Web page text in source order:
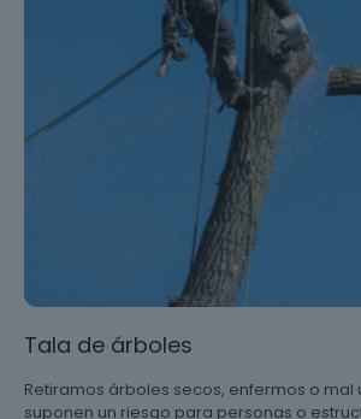
Tala de árboles
Retiramos árboles secos, enfermos o mal
suponen un riesgo para personas o